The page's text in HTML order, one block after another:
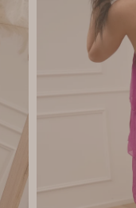
Apri supporto 2